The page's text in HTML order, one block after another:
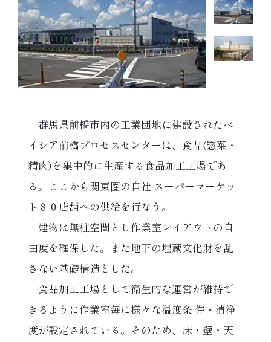
群馬県前橋市内の工業団地に建設されたベ
イシア前橋プロセスセンターは、食品(惣菜・
精肉)を集中的に生産する食品加工工場であ
る。ここから関東圏の自社 スーパーマーケッ
ト８０店舗への供給を行なう。
建物は無柱空間とし作業室レイアウトの自
由度を確保した。また地下の埋蔵文化財を乱
さない基礎構造とした。
食品加工工場として衛生的な運営が維持で
きるように作業室毎に様々な温度条 件・清浄
度が設定されている。そのため、床・壁・天